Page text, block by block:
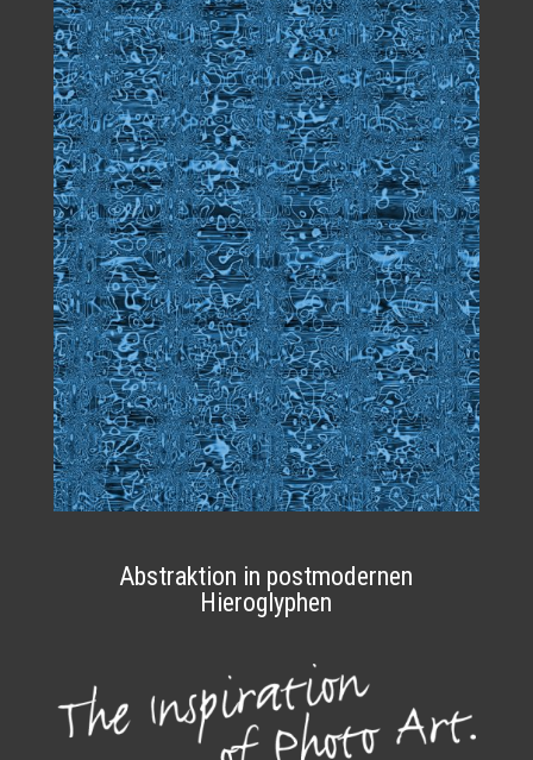
Abstraktion in postmodernen
Hieroglyphen